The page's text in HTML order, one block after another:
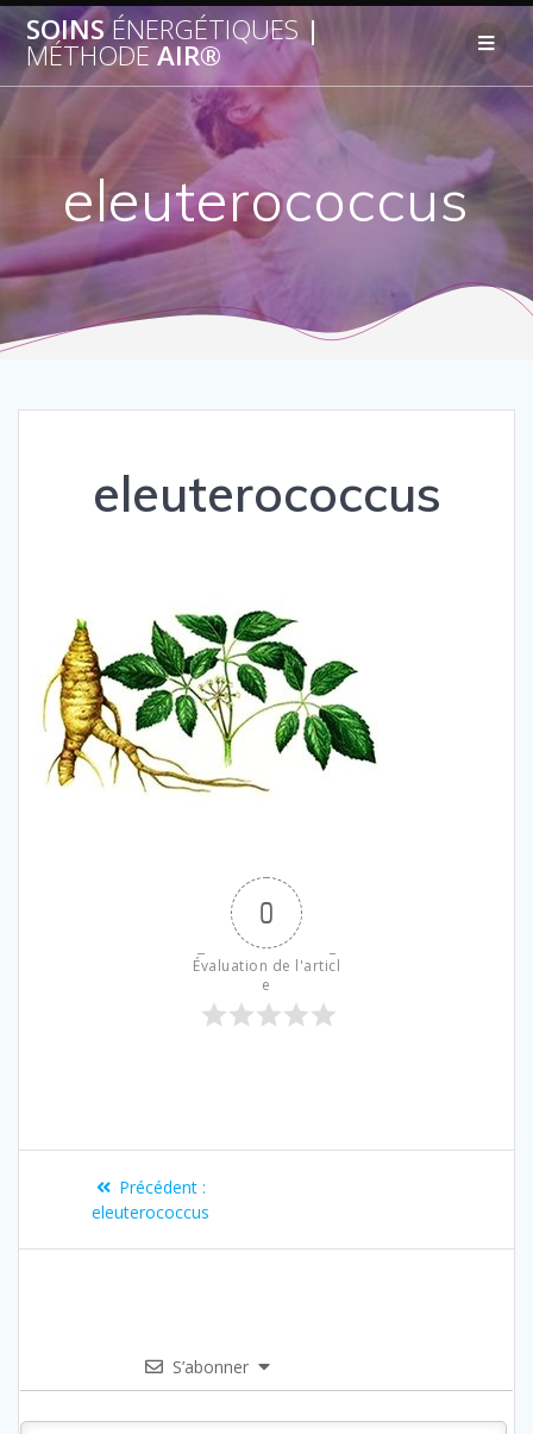
SOINSÉNERGÉTIQUES|
MÉTHODEAIR®
eleuterococcus
eleuterococcus
0
Évaluation de l'articl
e
Précédent :
eleuterococcus
S’abonner